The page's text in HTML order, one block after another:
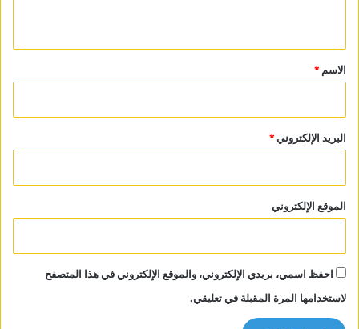
*
الاسم *
البريد الإلكتروني*
الموقع الإلكتروني
احفظ اسمي، بريدي الإلكتروني، والموقع الإلكتروني في هذا المتصفح
لاستخدامها المرة المقبلة في تعليقي.